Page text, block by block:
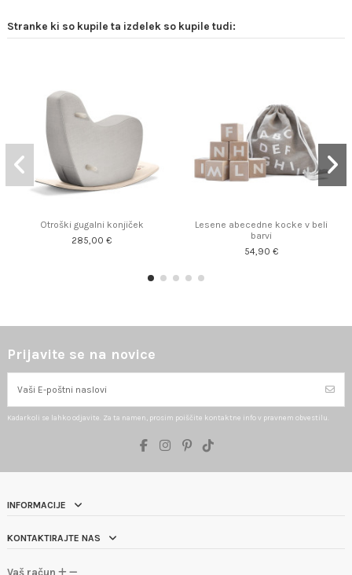
Stranke ki so kupile ta izdelek so kupile tudi:
Otroški gugalni konjiček
285,00 €
Lesene abecedne kocke v beli
barvi
54,90 €
Prijavite se na novice
Kadarkoli se lahko odjavite. Za ta namen, prosim poiščite kontaktne info v pravnem obvestilu.
INFORMACIJE
KONTAKTIRAJTE NAS
Vaš račun